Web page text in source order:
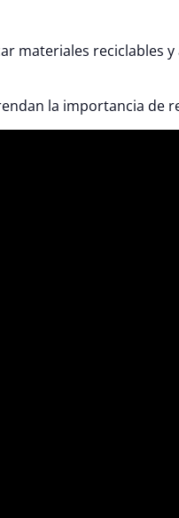
materiales reciclables y
la importancia de